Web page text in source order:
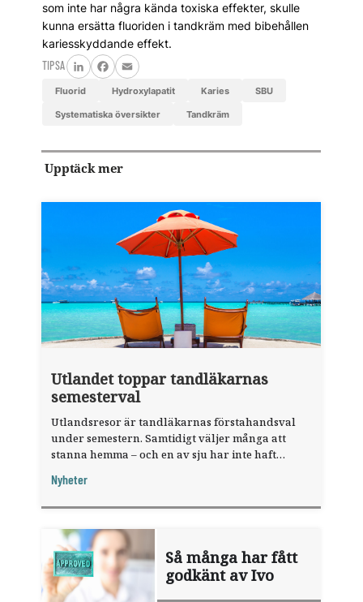
som inte har några kända toxiska effekter, skulle
kunna ersätta fluoriden i tandkräm med bibehållen
kariesskyddande effekt.
TIPSA
LinkedInFacebook
Email
fluorid hydroxylapatit karies SBU
systematiska översikter tandkräm
Upptäck mer
Utlandet toppar tandläkarnas
semesterval
Utlandsresor är tandläkarnas förstahandsval
under semestern. Samtidigt väljer många att
stanna hemma – och en av sju har inte haft
fråga".
Nyheter
Så många har fått
godkänt av Ivo